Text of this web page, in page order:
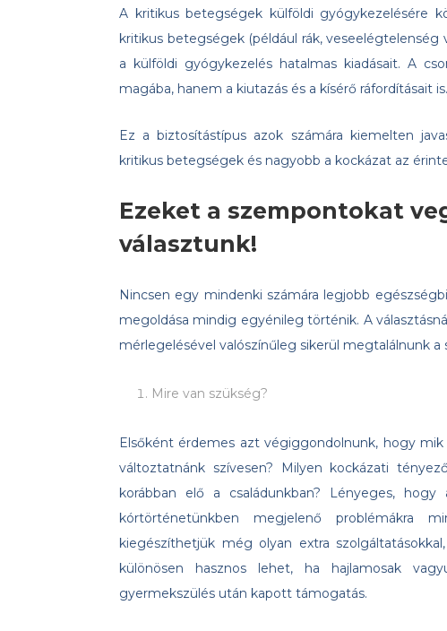
A kritikus betegségek külföldi gyógykezelésére
kritikus betegségek (például rák,
a külföldi gyógykezelés hatalmas kiadásait. A
magába, hanem a kiutazás és a kísérő ráfordításait is.
Ez a biztosítástípus azok számára kiemelten
kritikus betegségek és nagyobb a kockázat az
Ezeket a szempontokat
választunk!
Nincsen egy mindenki számára legjobb
megoldása mindig egyénileg történik. A
mérlegelésével valószínűleg sikerül megtalálnunk
Mire van szükség?
Elsőként érdemes azt végiggondolnunk, hogy
változtatnánk szívesen? Milyen kockázati
korábban elő a családunkban? Lényeges,
kórtörténetünkben megjelenő problémákra
kiegészíthetjük még olyan extra
különösen hasznos lehet, ha hajlamosak
gyermekszülés után kapott támogatás.